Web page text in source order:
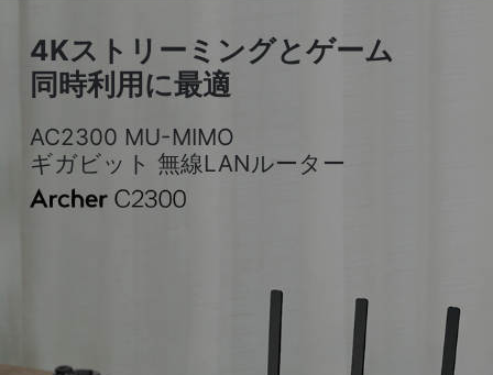
4Kストリーミングとゲーム
同時利用に最適
AC2300 MU-MIMO
ギガビット 無線LANルーター